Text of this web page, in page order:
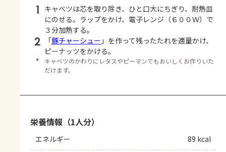
1 キャベツは芯を取り除き、ひと口大にちぎり、耐熱皿
にのせる。ラップをかけ、電子レンジ（６００Ｗ）で
３分加熱する。
2 「豚チャーシュー 」を作って残ったたれを適量かけ、
ピーナッツをかける。
＊
キャベツのかわりにレタスやピーマンでもおいしくお作りいた
だけます。
栄養情報（1人分）
エネルギー 89 kcal